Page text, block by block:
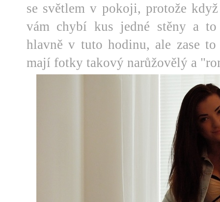
se světlem v pokoji, protože
vám chybí kus jedné stěny a
hlavně v tuto hodinu, ale zase
mají fotky takový narůžovělý a